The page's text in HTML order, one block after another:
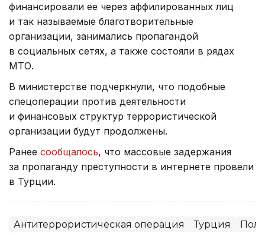
финансировали ее через аффилированных лиц
и так называемые благотворительные
организации, занимались пропагандой
в социальных сетях, а также состояли в рядах
МТО.
В министерстве подчеркнули, что подобные
спецоперации против деятельности
и финансовых структур террористической
организации будут продолжены.
Ранее сообщалось, что массовые задержания
за пропаганду преступности в интернете провели
в Турции.
Антитеррористическая операция Турция